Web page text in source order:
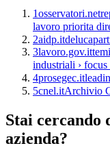
1osservatori.net
lavoro priorita
2aidp.it
3lavoro.gov.it
industriali › focus
4prosegec.it
5cnel.itArchivio
Stai cercando
azienda?